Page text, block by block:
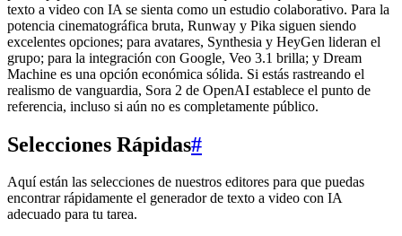
texto a video con IA se sienta como un estudio colaborativo. Para la
potencia cinematográfica bruta, Runway y Pika siguen siendo
excelentes opciones; para avatares, Synthesia y HeyGen lideran el
grupo; para la integración con Google, Veo 3.1 brilla; y Dream
Machine es una opción económica sólida. Si estás rastreando el
realismo de vanguardia, Sora 2 de OpenAI establece el punto de
referencia, incluso si aún no es completamente público.
Selecciones Rápidas#
Aquí están las selecciones de nuestros editores para que puedas
encontrar rápidamente el generador de texto a video con IA
adecuado para tu tarea.